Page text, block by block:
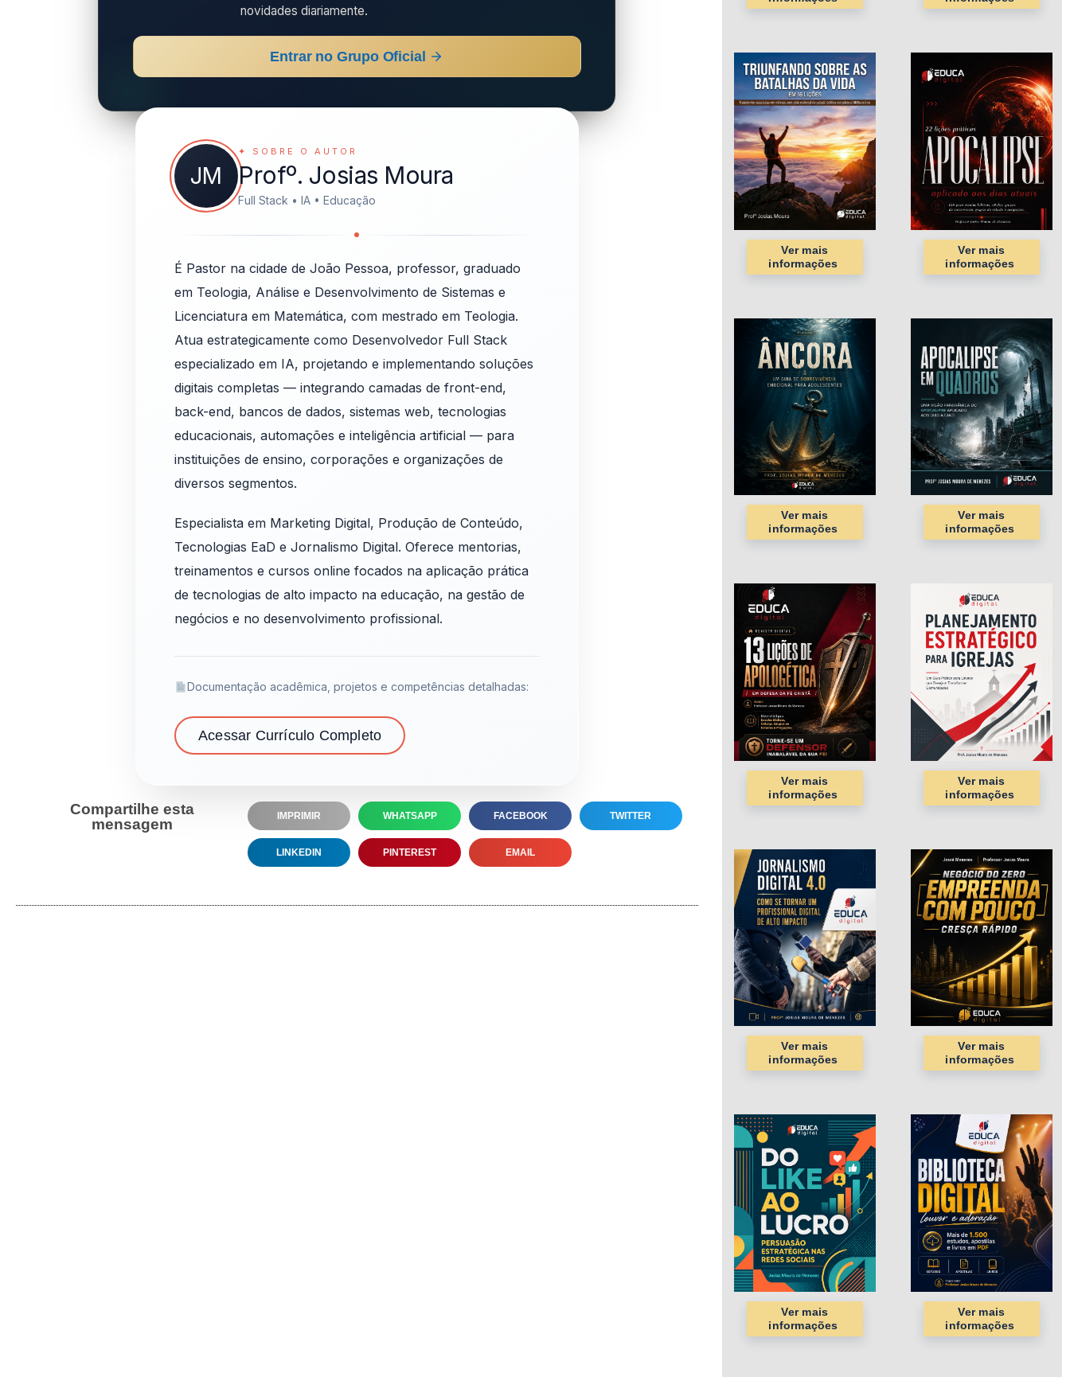
novidades diariamente.
Entrar no Grupo Oficial
JM
✦ SOBRE O AUTOR
Profº. Josias Moura
Full Stack • IA • Educação
É Pastor na cidade de João Pessoa, professor, graduado
em Teologia, Análise e Desenvolvimento de Sistemas e
Licenciatura em Matemática, com mestrado em Teologia.
Atua estrategicamente como Desenvolvedor Full Stack
especializado em IA, projetando e implementando soluções
digitais completas — integrando camadas de front-end,
back-end, bancos de dados, sistemas web, tecnologias
educacionais, automações e inteligência artificial — para
instituições de ensino, corporações e organizações de
diversos segmentos.
Especialista em Marketing Digital, Produção de Conteúdo,
Tecnologias EaD e Jornalismo Digital. Oferece mentorias,
treinamentos e cursos online focados na aplicação prática
de tecnologias de alto impacto na educação, na gestão de
negócios e no desenvolvimento profissional.
Documentação acadêmica, projetos e competências detalhadas:
Acessar Currículo Completo
Compartilhe esta
mensagem
IMPRIMIR WHATSAPP FACEBOOK TWITTER
LINKEDIN PINTEREST EMAIL